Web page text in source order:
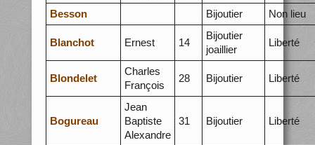
Besson Bijoutier Non lieu
Blanchot Ernest 14
Bijoutier
joaillier
Liberté
Blondelet
Charles
François
28 Bijoutier Liberté
Bogureau
Jean
Baptiste
Alexandre
31 Bijoutier Liberté